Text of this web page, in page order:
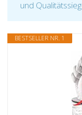
und
BESTSELLER NR. 1